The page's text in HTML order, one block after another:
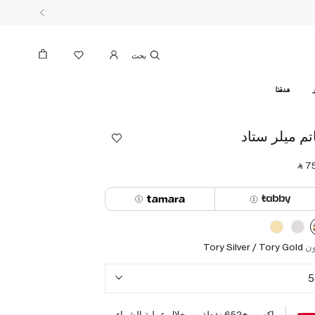
هدفنا
ميلر ستاد
⃁
Tory Silver / Tory Gold
5